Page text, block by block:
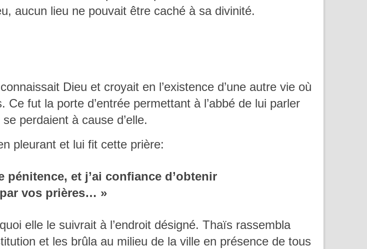
aucun lieu ne pouvait être caché à sa divinité.
Dieu et croyait en l’existence d’une autre vie où
fut la porte d’entrée permettant à l’abbé de lui parler
perdaient à cause d’elle.
pleurant et lui fit cette prière:
pénitence, et j’ai confiance d’obtenir
vos prières… »
elle le suivrait à l’endroit désigné. Thaïs rassembla
et les brûla au milieu de la ville en présence de tous